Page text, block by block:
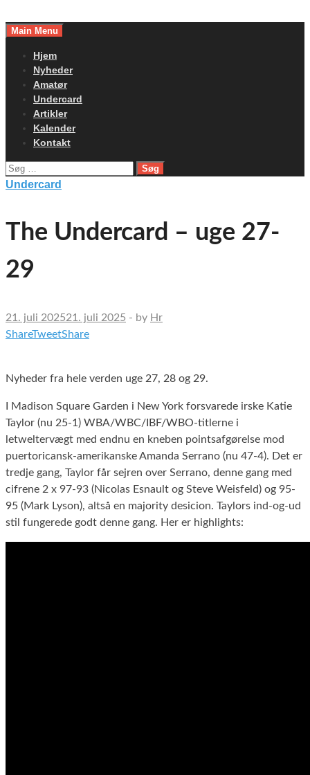
toMain Menu
Hjem
Nyheder
Amatør
Undercard
Artikler
Kalender
Kontakt
Søg
efter:
Undercard
The Undercard – uge 27-
29
21. juli 202521. juli 2025 - by Hr
ShareTweetShare
Nyheder fra hele verden uge 27, 28 og 29.
I Madison Square Garden i New York forsvarede irske Katie
Taylor (nu 25-1) WBA/WBC/IBF/WBO-titlerne i
letweltervægt med endnu en kneben pointsafgørelse mod
puertoricansk-amerikanske Amanda Serrano (nu 47-4). Det er
tredje gang, Taylor får sejren over Serrano, denne gang med
cifrene 2 x 97-93 (Nicolas Esnault og Steve Weisfeld) og 95-
95 (Mark Lyson), altså en majority desicion. Taylors ind-og-ud
stil fungerede godt denne gang. Her er highlights: